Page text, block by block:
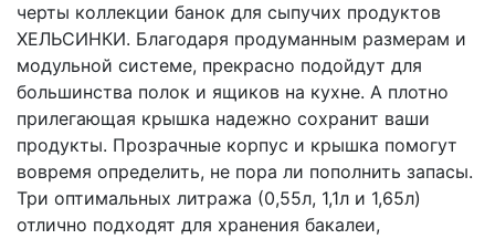
черты коллекции банок для сыпучих продуктов
ХЕЛЬСИНКИ. Благодаря продуманным размерам и
модульной системе, прекрасно подойдут для
большинства полок и ящиков на кухне. А плотно
прилегающая крышка надежно сохранит ваши
продукты. Прозрачные корпус и крышка помогут
вовремя определить, не пора ли пополнить запасы.
Три оптимальных литража (0,55л, 1,1л и 1,65л)
отлично подходят для хранения бакалеи,